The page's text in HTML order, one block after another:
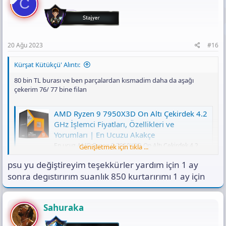
C
20 Ağu 2023 #16
Kürşat Kütükçü' Alıntı:
80 bin TL burası ve ben parçalardan kısmadim daha da aşağı
çekerim 76/ 77 bine filan
AMD Ryzen 9 7950X3D On Altı Çekirdek 4.2
GHz İşlemci Fiyatları, Özellikleri ve
Yorumları | En Ucuzu Akakçe
En ucuz AMD Ryzen 9 7950X3D On Altı Çekirdek 4.2
GHz İşlemci fiyatları için 6 taksit ve indirimleri kaçırma!
AMD Ryzen 9 7950X3D On Altı Çekirdek 4.2 GHz
İşlemci özelliklerini incele, 20.749,00 TL'den başlayan
fırsatları yakala!
www.akakce.com
MSI Pro B650-P Wi-Fi AMD AM5 DDR5 ATX
Genişletmek için tıkla ...
psu yu değiştireyim teşekkürler yardım için 1 ay
sonra degıstırırım suanlık 850 kurtarırımı 1 ay için
Sahuraka